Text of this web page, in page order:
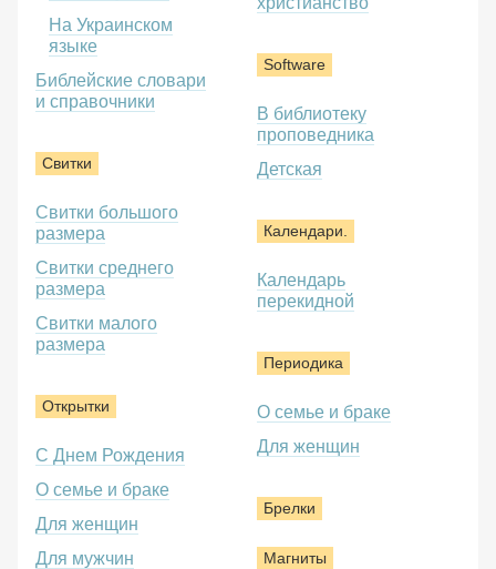
На Украинском
языке
Библейские словари
и справочники
Свитки
Свитки большого
размера
Свитки среднего
размера
Свитки малого
размера
Открытки
С Днем Рождения
О семье и браке
Для женщин
Для мужчин
Software
В библиотеку
проповедника
Детская
Календари.
Календарь
перекидной
Периодика
О семье и браке
Для женщин
Брелки
Магниты